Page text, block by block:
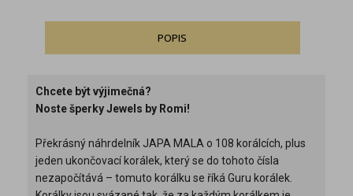
POPIS
Chcete být výjimečná?
Noste šperky Jewels by Romi!
Překrásný náhrdelník JAPA MALA o 108 korálcích, plus
jeden ukončovací korálek, který se do tohoto čísla
nezapočítává – tomuto korálku se říká Guru korálek.